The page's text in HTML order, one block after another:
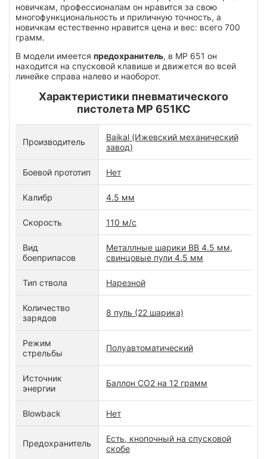
новичкам, профессионалам он нравится за свою
многофункциональность и приличную точность, а
новичкам естественно нравится цена и вес: всего 700
грамм.
В модели имеется предохранитель, в МР 651 он
находится на спусковой клавише и движется во всей
линейке справа налево и наоборот.
Характеристики пневматического
пистолета МР 651КС
Производитель
Baikal (Ижевский механический
завод)
Боевой прототип Нет
Калибр 4.5 мм
Скорость 110 м/с
Вид
боеприпасов
Металлные шарики BB 4.5 мм,
свинцовые пули 4.5 мм
Тип ствола Нарезной
Количество
зарядов
8 пуль (22 шарика)
Режим
стрельбы
Полуавтоматический
Источник
энергии
Баллон СО2 на 12 грамм
Blowback Нет
Предохранитель
Есть, кнопочный на спусковой
скобе